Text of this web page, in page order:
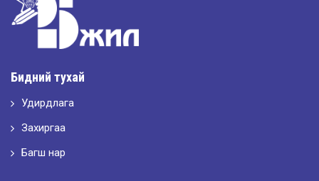
Бидний тухай
Удирдлага
Захиргаа
Багш нар